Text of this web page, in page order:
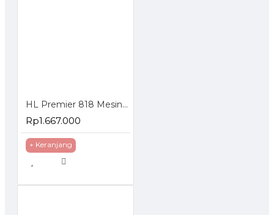
HL Premier 818 Mesin Bor Nirkabel 2 Baterai Cordless Brushless Impact Drill
Rp1.667.000
+ Keranjang